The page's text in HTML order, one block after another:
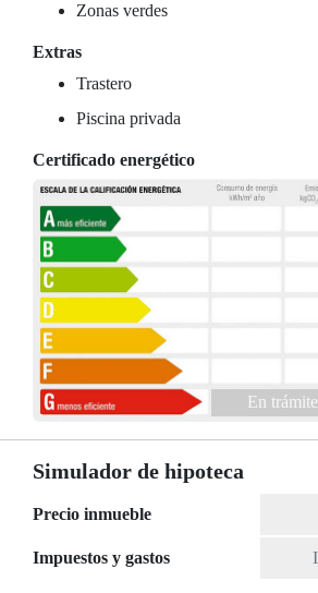
Zonas verdes
Extras
Trastero
Piscina privada
Certificado energético
En trámite
Simulador de hipoteca
Precio inmueble
Impuestos y gastos